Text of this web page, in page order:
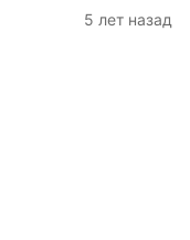
5 лет назад